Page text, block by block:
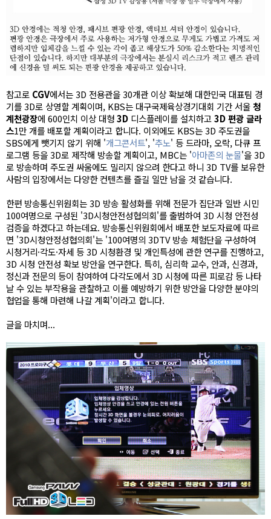
참고로 CGV에서는 3D 전용관을 30개관 이상 확보해 대한민국 대표팀 경
기를 3D로 상영할 계획이며, KBS는 대구국제육상경기대회 기간 서울청
계천광장에 600인치 이상 대형3D 디스플레이를 설치하고3D 편광 글라
스1만 개를 배포할 계획이라고 합니다. 이외에도 KBS는 3D 주도권을
SBS에게 뺏기지 않기 위해 '개그콘서트', '추노' 등 드라마, 오락, 다큐 프
로그램 등을 3D로 제작해 방송할 계획이고, MBC는 '아마존의 눈물'을 3D
로 방송하며 주도권 싸움에도 밀리지 않으려 한다고 하니 3D TV를 보유한
사람의 입장에서는 다양한 컨텐츠를 즐길 일만 남을 것 같습니다.
한편 방송통신위원회는 3D 방송 활성화를 위해 전문가 집단과 일반 시민
100여명으로 구성된 '3D시청안전성협의회'를 출범하여 3D 시청 안전성
검증을 하겠다고 하는데요. 방송통신위원회에서 배포한보도자료에 따르
면 '3D시청안정성협의회'는 '100여명의 3DTV 방송 체험단을 구성하여
시청거리·각도·자세 등 3D 시청환경 및 개인특성에 관한 연구를 진행하고,
3D 시청 안전성 확보 방안을 연구한다. 특히, 심리학 교수, 안과, 신경과,
정신과 전문의 등이 참여하여 다각도에서 3D 시청에 따른 피로감 등 나타
날 수 있는 부작용을 관찰하고 이를 예방하기 위한 방안을 다양한 분야의
협업을 통해 마련해 나갈 계획'이라고 합니다.
글을 마치며...